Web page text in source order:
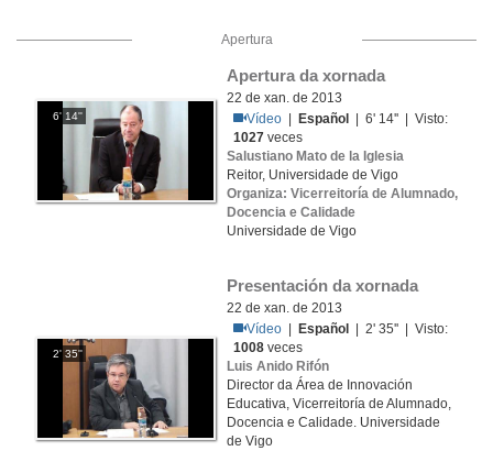
Apertura
6' 14''
Apertura da xornada
22 de xan. de 2013
Vídeo
Español
| 6' 14'' | Visto:
1027 veces
Salustiano Mato de la Iglesia
Reitor, Universidade de Vigo
Organiza: Vicerreitoría de Alumnado,
Docencia e Calidade
Universidade de Vigo
2' 35''
Presentación da xornada
22 de xan. de 2013
Vídeo
Español
| 2' 35'' | Visto:
1008 veces
Luis Anido Rifón
Director da Área de Innovación
Educativa, Vicerreitoría de Alumnado,
Docencia e Calidade. Universidade
de Vigo